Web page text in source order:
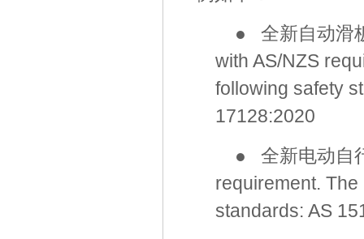
● 全新自动滑
with AS/NZS
following safety
17128:2020
● 全新电动自
requirement.
standards: AS